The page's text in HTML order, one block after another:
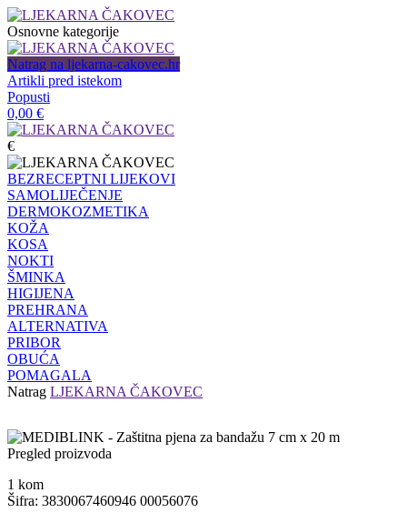
Osnovne kategorije
Natrag na ljekarna-cakovec.hr
Artikli pred istekom
Popusti
0,00 €
€
BEZRECEPTNI LIJEKOVI
SAMOLIJEČENJE
DERMOKOZMETIKA
KOŽA
KOSA
NOKTI
ŠMINKA
HIGIJENA
PREHRANA
ALTERNATIVA
PRIBOR
OBUĆA
POMAGALA
Natrag LJEKARNA ČAKOVEC
Pregled proizvoda
1 kom
Šifra: 3830067460946 00056076